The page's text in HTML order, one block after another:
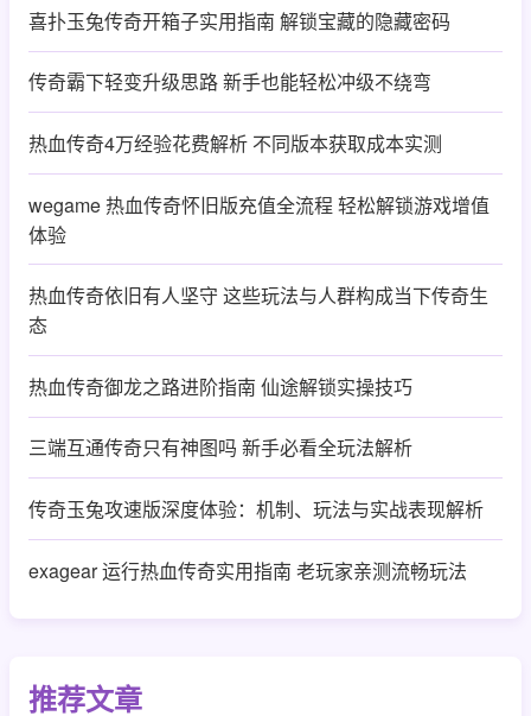
喜扑玉兔传奇开箱子实用指南 解锁宝藏的隐藏密码
传奇霸下轻变升级思路 新手也能轻松冲级不绕弯
热血传奇4万经验花费解析 不同版本获取成本实测
wegame 热血传奇怀旧版充值全流程 轻松解锁游戏增值
体验
热血传奇依旧有人坚守 这些玩法与人群构成当下传奇生
态
热血传奇御龙之路进阶指南 仙途解锁实操技巧
三端互通传奇只有神图吗 新手必看全玩法解析
传奇玉兔攻速版深度体验：机制、玩法与实战表现解析
exagear 运行热血传奇实用指南 老玩家亲测流畅玩法
推荐文章